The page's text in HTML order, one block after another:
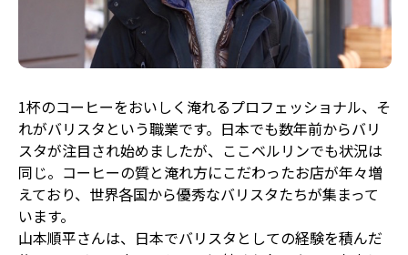
1杯のコーヒーをおいしく淹れるプロフェッショナル、そ
れがバリスタという職業です。日本でも数年前からバリ
スタが注目され始めましたが、ここベルリンでも状況は
同じ。コーヒーの質と淹れ方にこだわったお店が年々増
えており、世界各国から優秀なバリスタたちが集まって
います。
山本順平さんは、日本でバリスタとしての経験を積んだ